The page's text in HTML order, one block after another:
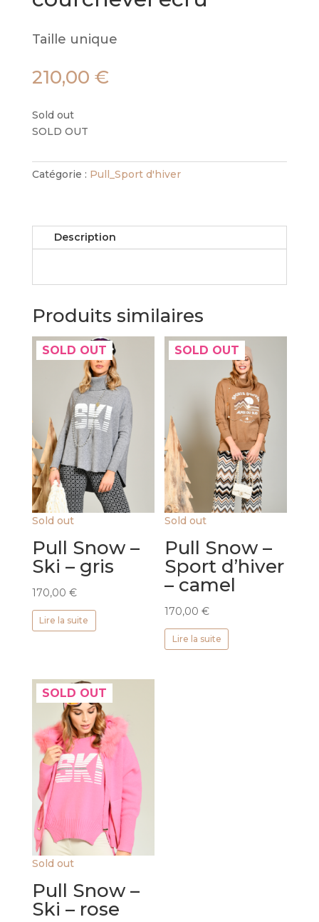
Taille unique
210,00 €
Sold out
SOLD OUT
Catégorie : Pull_Sport d'hiver
Description
Produits similaires
SOLD OUT
Sold out
Pull Snow –
Ski – gris
170,00 €
Lire la suite
SOLD OUT
Sold out
Pull Snow –
Sport d’hiver
– camel
170,00€
Lire la suite
SOLD OUT
Sold out
Pull Snow –
Ski – rose